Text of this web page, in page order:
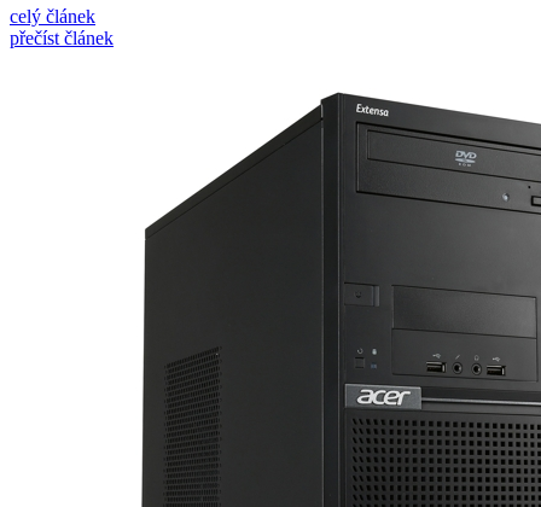
celý článek
přečíst článek